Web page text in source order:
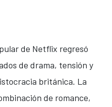
de Netflix regresó
de drama, tensión y
británica. La
de romance,